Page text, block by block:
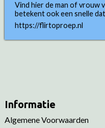
Vind hier de man of vrouw
betekent ook een snelle
https://flirtoproep.nl
Informatie
Algemene Voorwaarden